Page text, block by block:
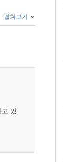
펼쳐보기
있